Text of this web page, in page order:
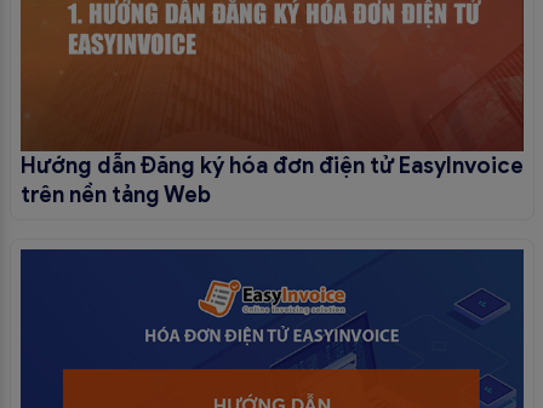
Hướng dẫn Đăng ký hóa đơn điện tử EasyInvoice
trên nền tảng Web